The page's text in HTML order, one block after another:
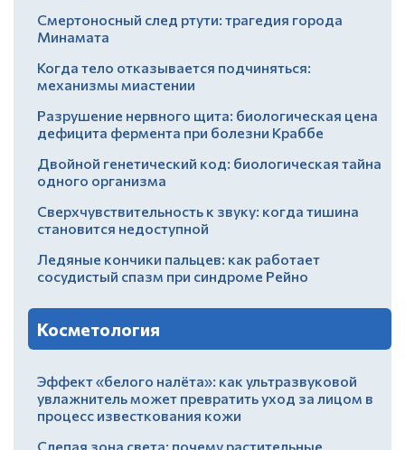
Смертоносный след ртути: трагедия города
Минамата
Когда тело отказывается подчиняться:
механизмы миастении
Разрушение нервного щита: биологическая цена
дефицита фермента при болезни Краббе
Двойной генетический код: биологическая тайна
одного организма
Сверхчувствительность к звуку: когда тишина
становится недоступной
Ледяные кончики пальцев: как работает
сосудистый спазм при синдроме Рейно
Косметология
Эффект «белого налёта»: как ультразвуковой
увлажнитель может превратить уход за лицом в
процесс известкования кожи
Слепая зона света: почему растительные